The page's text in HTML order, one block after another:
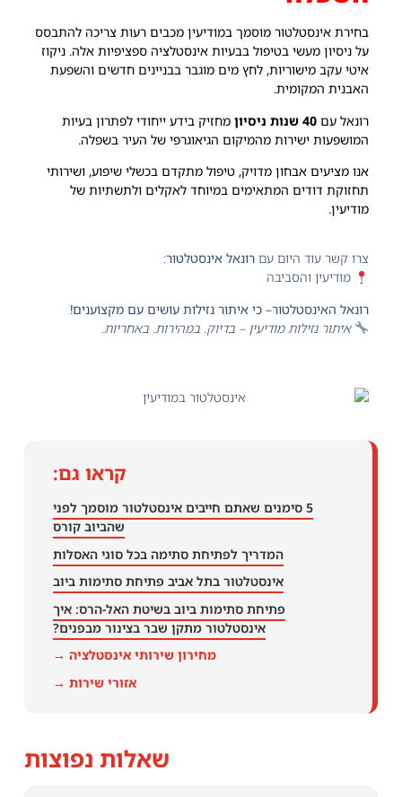
בחירת אינסטלטור מוסמך במודיעין מכבים רעות צריכה להתבסס
על ניסיון מעשי בטיפול בבעיות אינסטלציה ספציפיות אלה. ניקוז
איטי עקב מישוריות, לחץ מים מוגבר בבניינים חדשים והשפעת
האבנית המקומית.
רונאל עם 40 שנות ניסיון
מחזיק בידע ייחודי לפתרון בעיות
המושפעות ישירות מהמיקום הגיאוגרפי של העיר בשפלה.
אנו מציעים אבחון מדויק, טיפול מתקדם בכשלי שיפוע, ושירותי
תחזוקת דודים המתאימים במיוחד לאקלים ולתשתיות של
מודיעין.
צרו קשר עוד היום עם רונאל אינסטלטור:
מודיעין והסביבה
רונאל האינסטלטור– כי איתור נזילות עושים עם מקצוענים!
איתור נזילות מודיעין – בדיוק. במהירות. באחריות.
קראו גם:
5 סימנים שאתם חייבים אינסטלטור מוסמך לפני
שהביוב קורס
המדריך לפתיחת סתימה בכל סוגי האסלות
אינסטלטור בתל אביב פתיחת סתימות ביוב
פתיחת סתימות ביוב בשיטת האל-הרס: איך
אינסטלטור מתקן שבר בצינור מבפנים?
מחירון שירותי אינסטלציה →
אזורי שירות →
שאלות נפוצות